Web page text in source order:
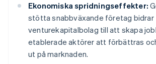
Ekonomiska spridningseffekter:
stötta snabbväxande företag bidrar
venturekapitalbolag till att skapa
etablerade aktörer att förbättras
ut på marknaden.